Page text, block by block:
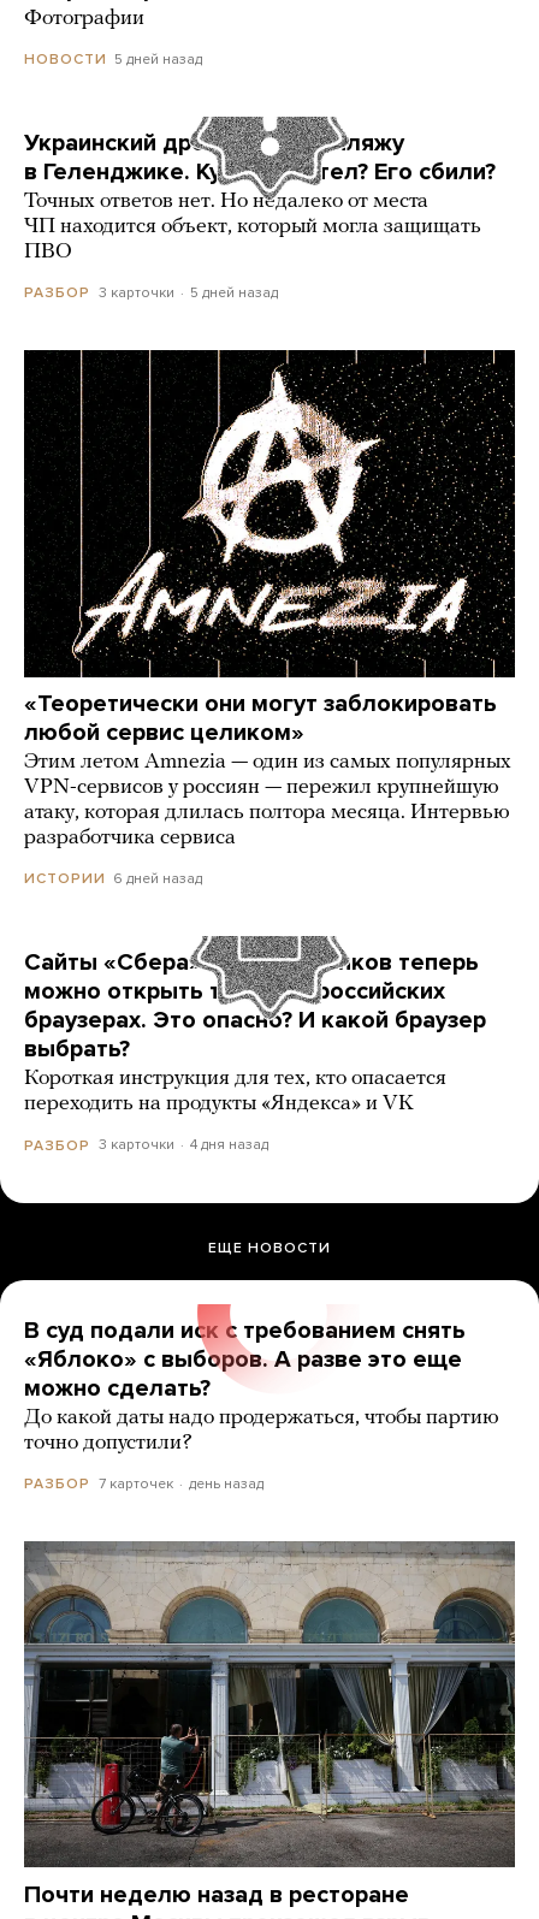
Фотографии
НОВОСТИ 5 дней назад
Украинский дрон попал по пляжу
в Геленджике. Куда он летел? Его сбили?
Точных ответов нет. Но недалеко от места
ЧП находится объект, который могла защищать
ПВО
РАЗБОР 3 карточки 5 дней назад
«Теоретически они могут заблокировать
любой сервис целиком»
Этим летом Amnezia — один из самых популярных
VPN-сервисов у россиян — пережил крупнейшую
атаку, которая длилась полтора месяца. Интервью
разработчика сервиса
ИСТОРИИ 6 дней назад
Сайты «Сбера» и других банков теперь
можно открыть только в российских
браузерах. Это опасно? И какой браузер
выбрать?
Короткая инструкция для тех, кто опасается
переходить на продукты «Яндекса» и VK
РАЗБОР 3 карточки 4 дня назад
ЕЩЕ НОВОСТИ
В суд подали иск с требованием снять
«Яблоко» с выборов. А разве это еще
можно сделать?
До какой даты надо продержаться, чтобы партию
точно допустили?
РАЗБОР 7 карточек день назад
Почти неделю назад в ресторане